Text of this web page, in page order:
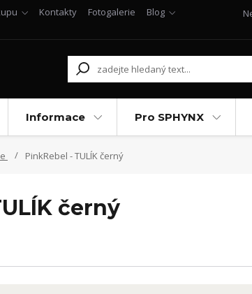
Kontakty Fotogalerie Blog
Informace Pro SPHYNX
PinkRebel - TULÍK černý
černý